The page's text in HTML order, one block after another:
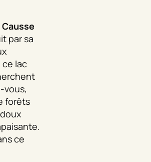
par sa
ce lac
vous,
forêts
ce